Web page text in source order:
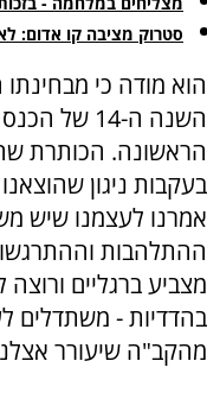
סטרוק מציבה קו אדום:
הוא מודה כי
השנה ה-14
הראשונה. הכותרת
בעקבות ניגון
אמרנו לעצמנו שיש
ההתלהבות
מצביע ברגליים
בהדדיות - משתדלים
מהקב"ה שיעורר